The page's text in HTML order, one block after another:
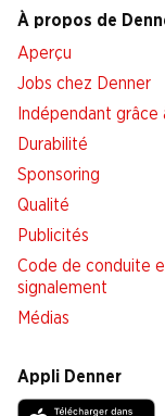
À propos de
Aperçu
Jobs chez Denner
Indépendant grâce
Durabilité
Sponsoring
Qualité
Publicités
Code de conduite
signalement
Médias
Appli Denner